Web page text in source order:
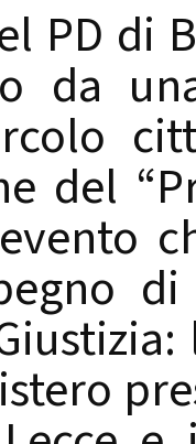
PD di
da
del